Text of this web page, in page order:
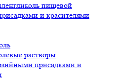
пищевой
и красителями
растворы
присадками и